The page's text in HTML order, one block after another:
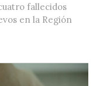
fallecidos
en la Región